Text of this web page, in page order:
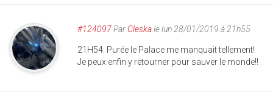
#124097Par Cleskale lun 28/01/2019 à 21h55
21H54: Purée le Palace me manquait tellement!
Je peux enfin y retourner pour sauver le monde!!